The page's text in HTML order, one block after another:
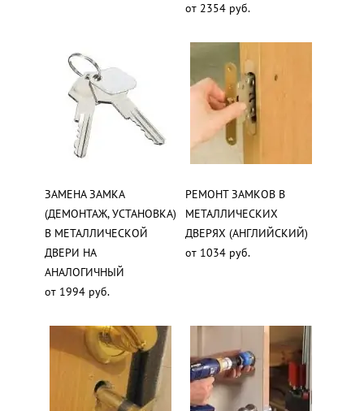
от 2354 руб.
ЗАМЕНА ЗАМКА
(ДЕМОНТАЖ, УСТАНОВКА)
В МЕТАЛЛИЧЕСКОЙ
ДВЕРИ НА
АНАЛОГИЧНЫЙ
от 1994 руб.
РЕМОНТ ЗАМКОВ В
МЕТАЛЛИЧЕСКИХ
ДВЕРЯХ (АНГЛИЙСКИЙ)
от 1034 руб.